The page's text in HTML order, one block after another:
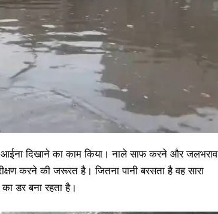
आईना दिखाने का काम किया। नाले साफ करने और जलभराव
करने की जरूरत है। जितना पानी बरसता है वह सारा
डर बना रहता है।